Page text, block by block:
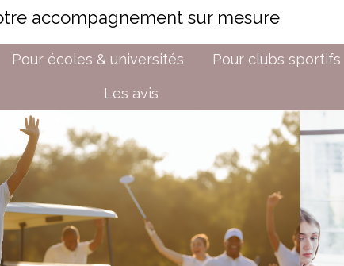
accompagnement sur mesure
Pour écoles & universités Pour clubs sportifs
Les avis